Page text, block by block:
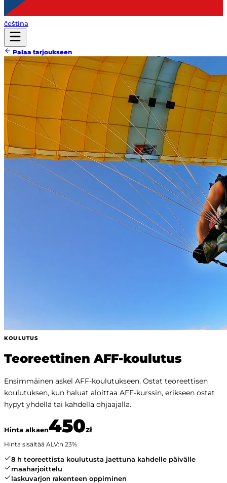
čeština
Palaa tarjoukseen
KOULUTUS
Teoreettinen AFF-koulutus
Ensimmäinen askel AFF-koulutukseen. Ostat teoreettisen
koulutuksen, kun haluat aloittaa AFF-kurssin, erikseen ostat
hypyt yhdellä tai kahdella ohjaajalla.
Hinta alkaen450zł
Hinta sisältää ALV:n 23%
8 h teoreettista koulutusta jaettuna kahdelle päivälle
maaharjoittelu
laskuvarjon rakenteen oppiminen